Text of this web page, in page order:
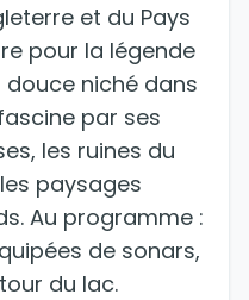
et du Pays
pour la légende
douce niché dans
par ses
les ruines du
paysages
Au programme :
de sonars,
du lac.